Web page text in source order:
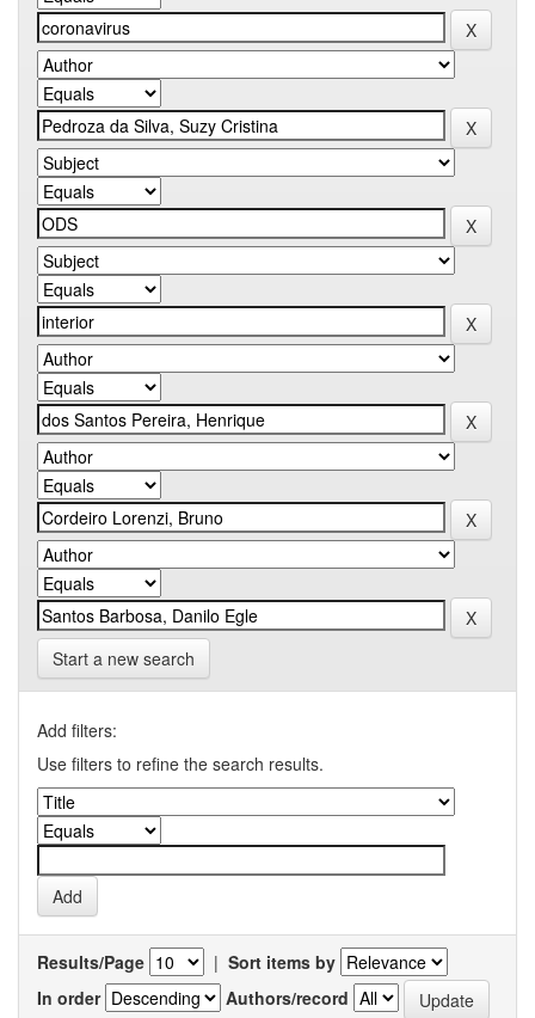
Start a new search
Add filters:
Use filters to refine the search results.
Results/Page | Sort items by
In order
Authors/record